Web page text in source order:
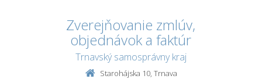
Zverejňovanie zmlúv,
objednávok a faktúr
Trnavský samosprávny kraj
Starohájska 10, Trnava